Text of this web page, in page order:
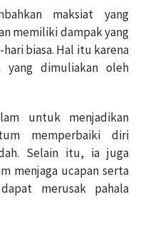
maksiat yang
memiliki dampak yang
biasa. Hal itu karena
yang dimuliakan oleh
untuk menjadikan
memperbaiki diri
Selain itu, ia juga
menjaga ucapan serta
merusak pahala